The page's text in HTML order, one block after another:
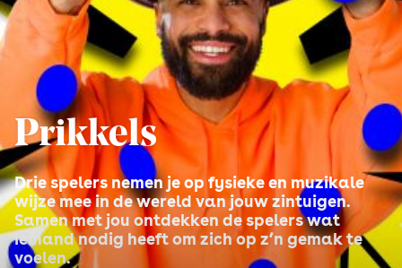
Prikkels
Drie spelers nemen je op fysieke en muzikale
wijze mee in de wereld van jouw zintuigen.
Samen met jou ontdekken de spelers wat
iemand nodig heeft om zich op z’n gemak te
voelen.